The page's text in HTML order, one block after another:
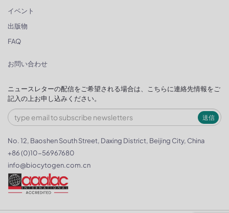
イベント
出版物
FAQ
お問い合わせ
ニュースレターの配信をご希望される場合は、こちらに連絡先情報をご
記入の上お申し込みください。
送信
No. 12, Baoshen South Street, Daxing District, Beijing City, China
+86 (0)10-56967680
info@biocytogen.com.cn